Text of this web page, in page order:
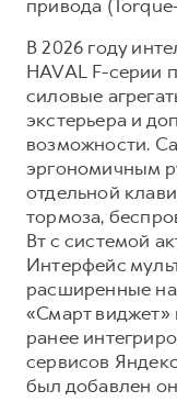
привода
В 2026 году
HAVAL F-серии
силовые
экстерьера и
возможности.
эргономичным
отдельной
тормоза,
Вт с системой
Интерфейс
расширенные
«Смарт
ранее
сервисов
был добавлен